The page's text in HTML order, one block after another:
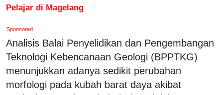
Pelajar di Magelang
Sponsored
Analisis Balai Penyelidikan dan Pengembangan
Teknologi Kebencanaan Geologi (BPPTKG)
menunjukkan adanya sedikit perubahan
morfologi pada kubah barat daya akibat